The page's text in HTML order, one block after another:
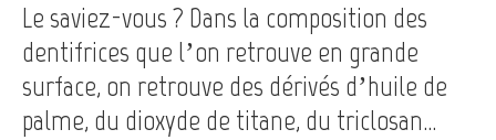
Le saviez-vous ? Dans la composition des
dentifrices que l’on retrouve en grande
surface, on retrouve des dérivés d’huile de
palme, du dioxyde de titane, du triclosan…